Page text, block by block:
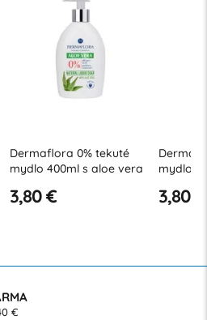
Dermaflora 0% tekuté
mydlo 400ml s aloe vera
3,80 €
mydlo
3,80 €
€